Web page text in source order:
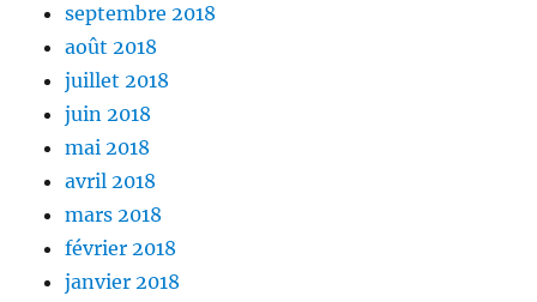
septembre 2018
août 2018
juillet 2018
juin 2018
mai 2018
avril 2018
mars 2018
février 2018
janvier 2018